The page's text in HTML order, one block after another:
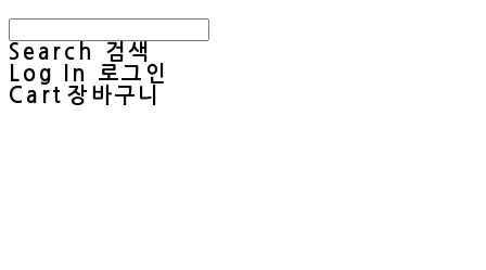
Search
검색
Log In
로그인
Cart 장바구니